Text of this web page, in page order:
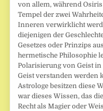
von allem, während
Tempel der zwei
Inneren verwirklicht
diejenigen der
Gesetzes oder Prinzips
hermetische Philosophie
Polarisierung von Geist
Geist verstanden werden
Astrologe besitzen diese
war dieses Wissen, das
Recht als Magier oder